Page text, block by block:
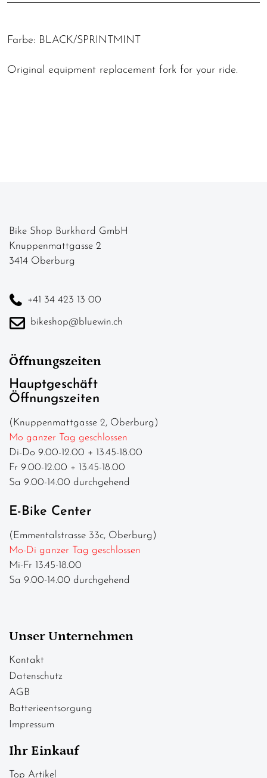
Farbe: BLACK/SPRINTMINT
Original equipment replacement fork for your ride.
Bike Shop Burkhard GmbH
Knuppenmattgasse 2
3414 Oberburg
+41 34 423 13 00
bikeshop@bluewin.ch
Öffnungszeiten
Hauptgeschäft
Öffnungszeiten
(Knuppenmattgasse 2, Oberburg)
Mo ganzer Tag geschlossen
Di-Do 9.00-12.00 + 13.45-18.00
Fr 9.00-12.00 + 13.45-18.00
Sa 9.00-14.00 durchgehend
E-Bike Center
(Emmentalstrasse 33c, Oberburg)
Mo-Di ganzer Tag geschlossen
Mi-Fr 13.45-18.00
Sa 9.00-14.00 durchgehend
Unser Unternehmen
Kontakt
Datenschutz
AGB
Batterieentsorgung
Impressum
Ihr Einkauf
Top Artikel